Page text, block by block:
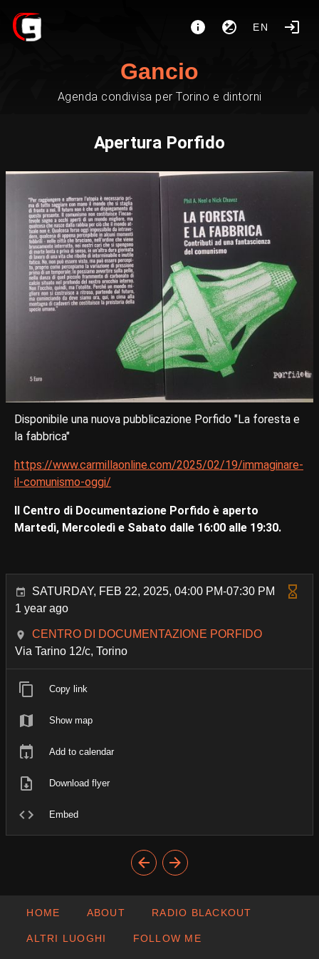
EN
Gancio
Agenda condivisa per Torino e dintorni
Apertura Porfido
Disponibile una nuova pubblicazione Porfido "La foresta e
la fabbrica"
https://www.carmillaonline.com/2025/02/19/immaginare-
il-comunismo-oggi/
Il Centro di Documentazione Porfido è aperto
Martedì, Mercoledì e Sabato dalle 16:00 alle 19:30.
SATURDAY, FEB 22, 2025, 04:00 PM-07:30 PM
1 year ago
CENTRO DI DOCUMENTAZIONE PORFIDO
Via Tarino 12/c, Torino
Copy link
Show map
Add to calendar
Download flyer
Embed
HOME ABOUT RADIO BLACKOUT
ALTRI LUOGHI FOLLOW ME